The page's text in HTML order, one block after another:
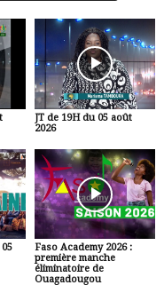
JT de 19H du 05 août
2026
Faso Academy 2026 :
première manche
éliminatoire de
Ouagadougou